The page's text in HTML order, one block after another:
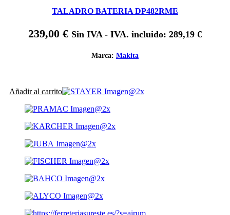
TALADRO BATERIA DP482RME
239,00 € Sin IVA - IVA. incluido: 289,19 €
Marca: Makita
Añadir al carrito